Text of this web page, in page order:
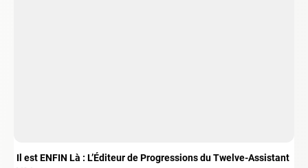
Il est ENFIN Là : L’Éditeur de Progressions du Twelve-Assistant